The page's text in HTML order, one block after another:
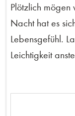
Plötzlich
Nacht hat es
Lebensgefühl.
Leichtigkeit